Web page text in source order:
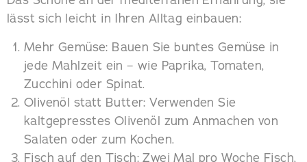
lässt sich leicht in Ihren Alltag einbauen:
Mehr Gemüse: Bauen Sie buntes Gemüse in
jede Mahlzeit ein – wie Paprika, Tomaten,
Zucchini oder Spinat.
Olivenöl statt Butter: Verwenden Sie
kaltgepresstes Olivenöl zum Anmachen von
Salaten oder zum Kochen.
Fisch auf den Tisch: Zwei Mal pro Woche Fisch,